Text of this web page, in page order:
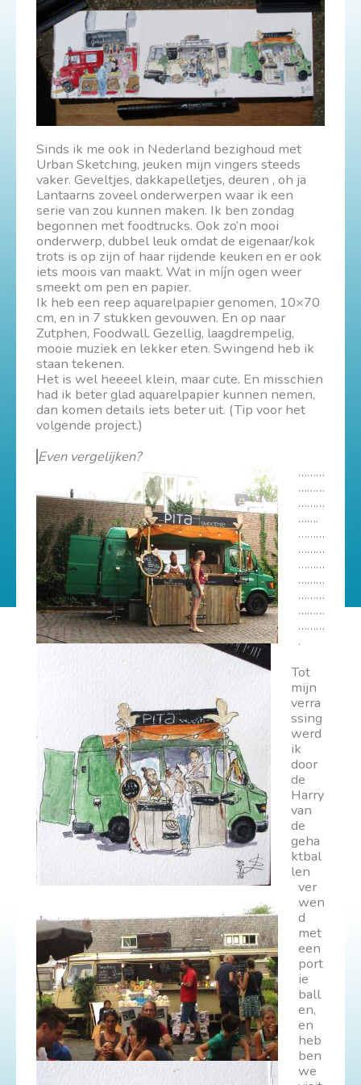
Sinds ik me ook in Nederland bezighoud met
Urban Sketching, jeuken mijn vingers steeds
vaker. Geveltjes, dakkapelletjes, deuren , oh ja
Lantaarns zoveel onderwerpen waar ik een
serie van zou kunnen maken. Ik ben zondag
begonnen met foodtrucks. Ook zo’n mooi
onderwerp, dubbel leuk omdat de eigenaar/kok
trots is op zijn of haar rijdende keuken en er ook
iets moois van maakt. Wat in míjn ogen weer
smeekt om pen en papier.
Ik heb een reep aquarelpapier genomen, 10×70
cm, en in 7 stukken gevouwen. En op naar
Zutphen, Foodwall. Gezellig, laagdrempelig,
mooie muziek en lekker eten. Swingend heb ik
staan tekenen.
Het is wel heeeel klein, maar cute. En misschien
had ik beter glad aquarelpapier kunnen nemen,
dan komen details iets beter uit. (Tip voor het
volgende project.)
Even vergelijken?
………
………
………
…….
………
………
………
………
………
………
………
.
Tot
mijn
verra
ssing
werd
ik
door
de
Harry
van
de
geha
ktbal
len
ver
wen
d
met
een
port
ie
ball
en,
en
heb
ben
we